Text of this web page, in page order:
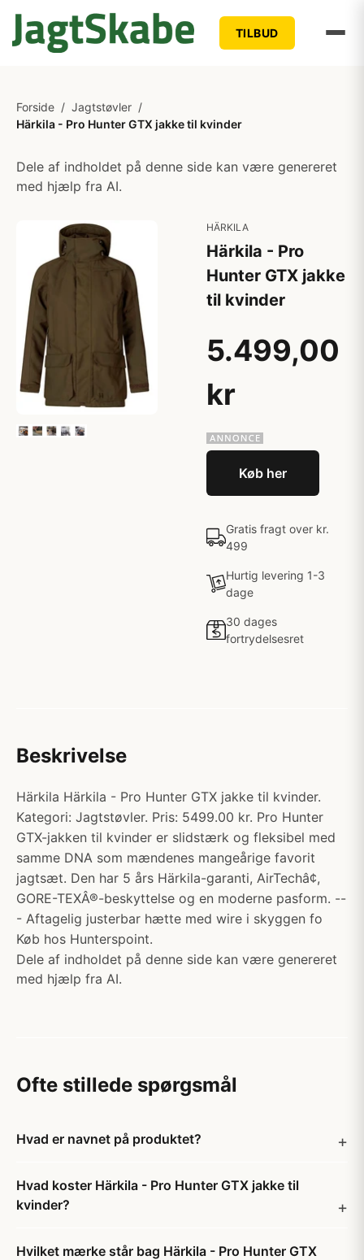
TILBUD
Forside / Jagtstøvler /
Härkila - Pro Hunter GTX jakke til kvinder
Dele af indholdet på denne side kan være genereret
med hjælp fra AI.
HÄRKILA
Härkila - Pro
Hunter GTX jakke
til kvinder
5.499,00
kr
Køb her
Gratis fragt over kr.
499
Hurtig levering 1-3
dage
30 dages
fortrydelsesret
Beskrivelse
Härkila Härkila - Pro Hunter GTX jakke til kvinder.
Kategori: Jagtstøvler. Pris: 5499.00 kr. Pro Hunter
GTX-jakken til kvinder er slidstærk og fleksibel med
samme DNA som mændenes mangeårige favorit
jagtsæt. Den har 5 års Härkila-garanti, AirTechâ¢,
GORE-TEXÂ®-beskyttelse og en moderne pasform. --
- Aftagelig justerbar hætte med wire i skyggen fo
Køb hos Hunterspoint.
Dele af indholdet på denne side kan være genereret
med hjælp fra AI.
Ofte stillede spørgsmål
Hvad er navnet på produktet?
Hvad koster Härkila - Pro Hunter GTX jakke til
kvinder?
Hvilket mærke står bag Härkila - Pro Hunter GTX